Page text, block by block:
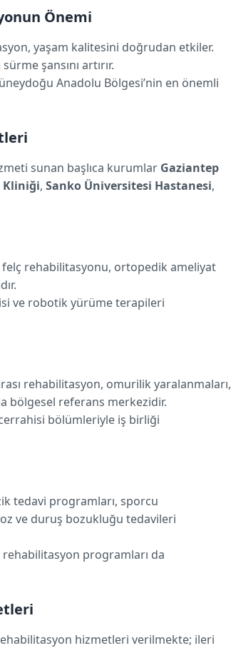
Önemi
yaşam kalitesini doğrudan etkiler.
şansını artırır.
Anadolu Bölgesi’nin en önemli
sunan başlıca kurumlar Gaziantep
Kliniği, Sanko Üniversitesi Hastanesi,
felç rehabilitasyonu, ortopedik ameliyat
ve robotik yürüme terapileri
rehabilitasyon, omurilik yaralanmaları,
bölgesel referans merkezidir.
bölümleriyle iş birliği
tedavi programları, sporcu
ve duruş bozukluğu tedavileri
rehabilitasyon programları da
hizmetleri verilmekte; ileri